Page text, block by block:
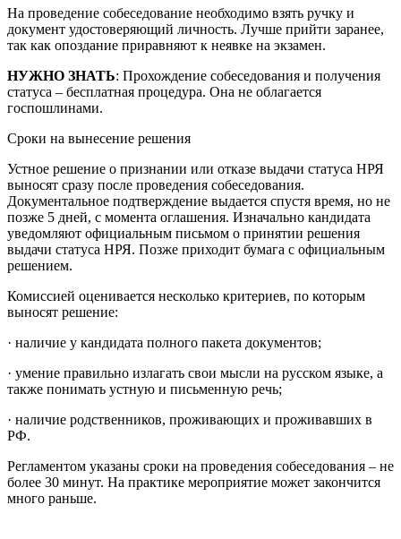
На проведение собеседование необходимо взять ручку и
документ удостоверяющий личность. Лучше прийти заранее,
так как опоздание приравняют к неявке на экзамен.
НУЖНО ЗНАТЬ: Прохождение собеседования и получения
статуса – бесплатная процедура. Она не облагается
госпошлинами.
Сроки на вынесение решения
Устное решение о признании или отказе выдачи статуса НРЯ
выносят сразу после проведения собеседования.
Документальное подтверждение выдается спустя время, но не
позже 5 дней, с момента оглашения. Изначально кандидата
уведомляют официальным письмом о принятии решения
выдачи статуса НРЯ. Позже приходит бумага с официальным
решением.
Комиссией оценивается несколько критериев, по которым
выносят решение:
· наличие у кандидата полного пакета документов;
· умение правильно излагать свои мысли на русском языке, а
также понимать устную и письменную речь;
· наличие родственников, проживающих и проживавших в
РФ.
Регламентом указаны сроки на проведения собеседования – не
более 30 минут. На практике мероприятие может закончится
много раньше.